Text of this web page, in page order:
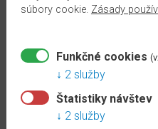
v monochromatických
kosti. Trendový vzhľad rybej
aj na nábytku, či rôznych
svetlými odtieňmi dreva.
môže tento dekor
súbory cookie. Zásady
Funkčné cookies
2 služby
Štatistiky návštev
2 služby